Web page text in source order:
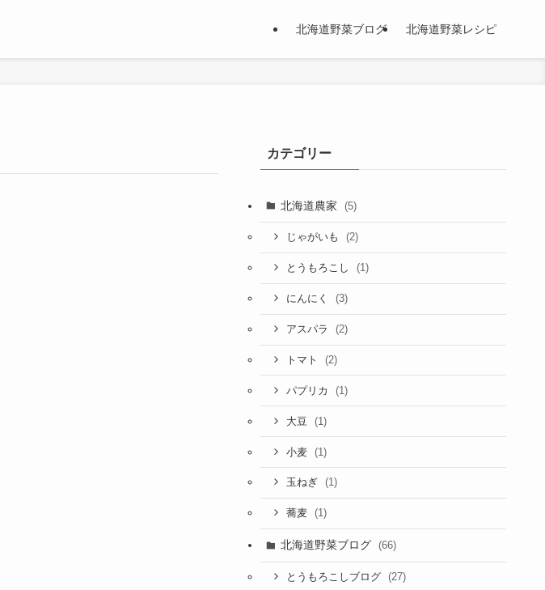
北海道野菜ブログ 北海道野菜レシピ
カテゴリー
北海道農家 (5)
じゃがいも (2)
とうもろこし (1)
にんにく (3)
アスパラ (2)
トマト (2)
パプリカ (1)
大豆 (1)
小麦 (1)
玉ねぎ (1)
蕎麦 (1)
北海道野菜ブログ (66)
とうもろこしブログ (27)